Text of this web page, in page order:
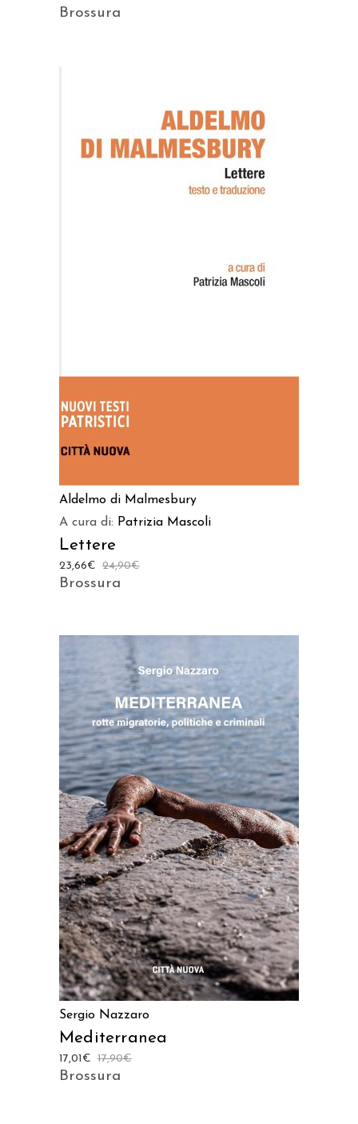
Brossura
AGGIUNGI AL CARRELLO
Aldelmo di Malmesbury
A cura di: Patrizia Mascoli
Lettere
24,90€
23,66€
Brossura
AGGIUNGI AL CARRELLO
Sergio Nazzaro
Mediterranea
17,90€
17,01 €
Brossura